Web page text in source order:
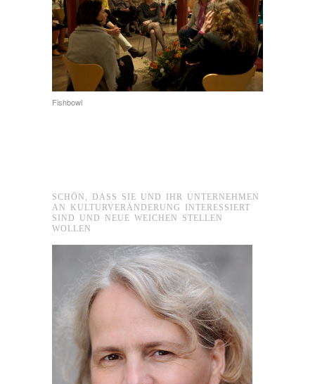
Fishbowl
SCHÖN, DASS SIE UND IHR UNTERNEHMEN
AN KULTURVERÄNDERUNG INTERESSIERT
SIND UND NEUE WEICHEN STELLEN
WOLLEN